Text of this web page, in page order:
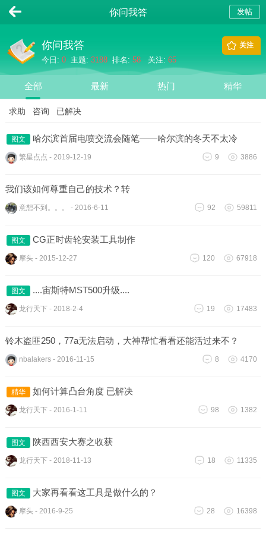
发帖
你问我答
你问我答
今日: 0 主题: 3188 排名: 58 关注: 65
关注
全部 最新 热门 精华
求助 咨询 已解决
图文 哈尔滨首届电喷交流会随笔——哈尔滨的冬天不太冷
繁星点点 - 2019-12-19 3886
9
我们该如何尊重自己的技术？转
意想不到。。。 - 2016-6-11 59811
92
图文 CG正时齿轮安装工具制作
摩头- 2015-12-27 67918
120
图文 ....宙斯特MST500升级....
龙行天下- 2018-2-4 17483
19
铃木盗匪250，77a无法启动，大神帮忙看看还能活过来不？
nbalakers- 2016-11-15 4170
8
精华 如何计算凸台角度 已解决
龙行天下- 2016-1-11 1382
98
图文 陕西西安大赛之收获
龙行天下- 2018-11-13 11335
18
图文 大家再看看这工具是做什么的？
摩头- 2016-9-25 16398
28